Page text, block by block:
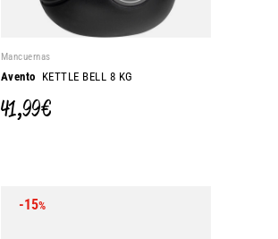
Mancuernas
Avento KETTLE BELL 8 KG
41,99 €
-15%